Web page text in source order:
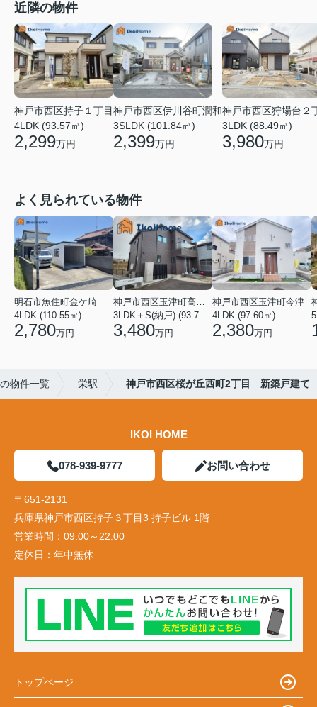
近隣の物件
神戸市西区持子１丁目
4LDK (93.57㎡)
2,299万円
神戸市西区伊川谷町潤和
3SLDK (101.84㎡)
2,399万円
神戸市西区狩場台２
3LDK (88.49㎡)
3,980万円
よく見られている物件
明石市魚住町金ケ崎
4LDK (110.55㎡)
2,780万円
神戸市西区玉津町高津橋
3LDK＋S(納戸) (93.74㎡)
3,480万円
神戸市西区玉津町今津
4LDK (97.60㎡)
2,380万円
物件一覧 栄駅 神戸市西区桜が丘西町2丁目 新築戸建て
IKOI HOME
078-939-9777 お問い合わせ
〒651-2131
兵庫県神戸市西区持子３丁目3 持子ビル 1階
営業時間： 09:00～22:00
定休日： 年中無休
トップページ